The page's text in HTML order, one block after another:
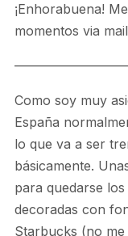
¡Enhorabuena!
momentos via
Como soy muy
España
lo que va a ser
básicamente.
para quedarse
decoradas con
Starbucks (no